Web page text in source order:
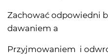
Zachować odpowiedni
dawaniem a
Przyjmowaniem i